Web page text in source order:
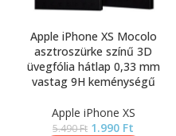
Apple iPhone XS Mocolo
asztroszürke színű 3D
üvegfólia hátlap 0,33 mm
vastag 9H keménységű
Apple iPhone XS
5.490Ft 1.990 Ft